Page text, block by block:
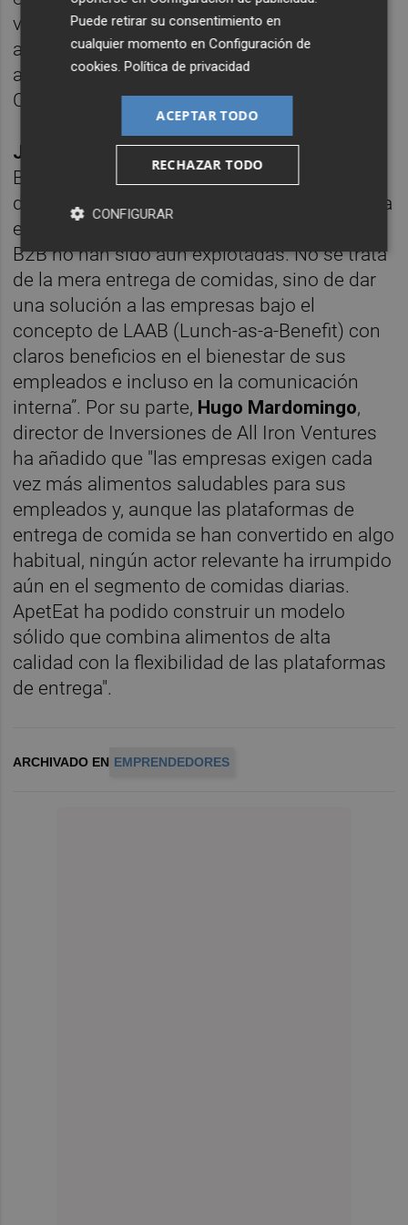
vinculación a Mercadona nos hará seguir
aprendiendo y nos abrirá puertas para
aterrizar en Valencia en 2020”, concluye el
CEO de ApetEat Pablo Samaranch.
José Miguel Herrero,Managing Partner
Big Sur Ventures ha asegurado que “food
delivery/food-tech es un segmento en franca
expansión, pero donde las posibilidades del
B2B no han sido aún explotadas. No se trata
de la mera entrega de comidas, sino de dar
una solución a las empresas bajo el
concepto de LAAB (Lunch-as-a-Benefit) con
claros beneficios en el bienestar de sus
empleados e incluso en la comunicación
interna”. Por su parte, Hugo Mardomingo,
director de Inversiones de All Iron Ventures
ha añadido que "las empresas exigen cada
vez más alimentos saludables para sus
empleados y, aunque las plataformas de
entrega de comida se han convertido en algo
habitual, ningún actor relevante ha irrumpido
aún en el segmento de comidas diarias.
ApetEat ha podido construir un modelo
sólido que combina alimentos de alta
calidad con la flexibilidad de las plataformas
de entrega".
ARCHIVADO EN EMPRENDEDORES
Puede retirar su consentimiento en
cualquier momento enConfiguración de
cookies.Política de privacidad
ACEPTAR TODO
RECHAZAR TODO
CONFIGURAR